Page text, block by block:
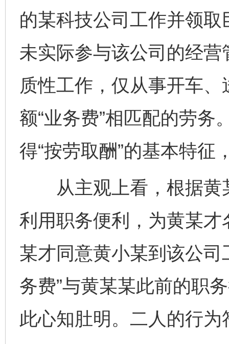
的某科技公司工作并领取
未实际参与该公司的经
质性工作，仅从事开车
额“业务费”相匹配的劳务
得“按劳取酬”的基本特征
从主观上看，根据黄
利用职务便利，为黄某
某才同意黄小某到该公司
务费”与黄某某此前的职
此心知肚明。二人的行